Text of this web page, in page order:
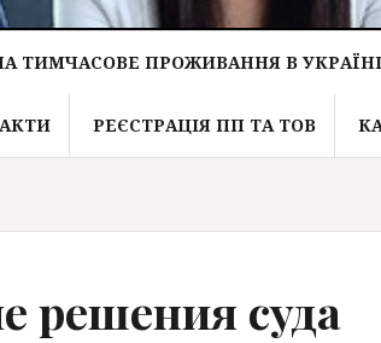
ТИМЧАСОВЕ ПРОЖИВАННЯ В УКРАЇНІ
РЕЄСТРАЦІЯ ПП ТА ТОВ
решения суда